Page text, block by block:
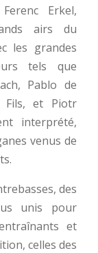
Erkel,
airs du
les grandes
tels que
Pablo de
Fils, et Piotr
interprété,
venus de
des
unis pour
et
celles des